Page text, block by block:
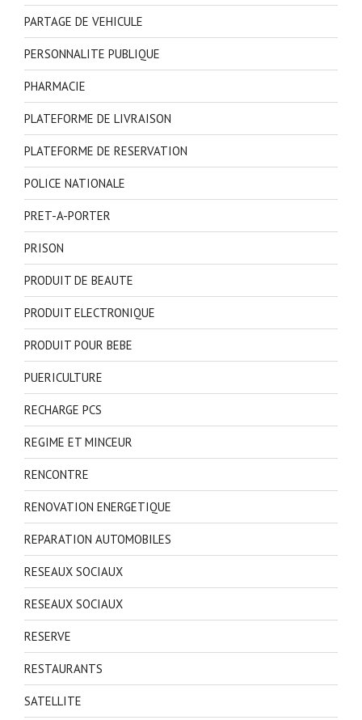
PARTAGE DE VEHICULE
PERSONNALITE PUBLIQUE
PHARMACIE
PLATEFORME DE LIVRAISON
PLATEFORME DE RESERVATION
POLICE NATIONALE
PRET-A-PORTER
PRISON
PRODUIT DE BEAUTE
PRODUIT ELECTRONIQUE
PRODUIT POUR BEBE
PUERICULTURE
RECHARGE PCS
REGIME ET MINCEUR
RENCONTRE
RENOVATION ENERGETIQUE
REPARATION AUTOMOBILES
RESEAUX SOCIAUX
RESEAUX SOCIAUX
RESERVE
RESTAURANTS
SATELLITE